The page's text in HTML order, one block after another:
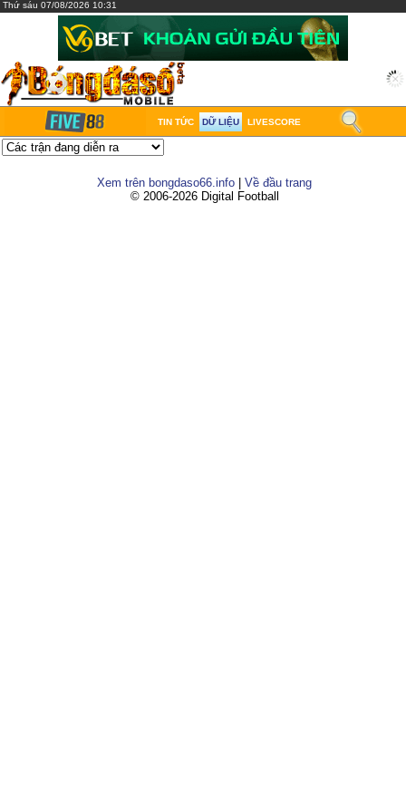
Thứ sáu 07/08/2026 10:31
TIN TỨC DỮ LIỆU LIVESCORE
Xem trên bongdaso66.info
Về đầu trang
© 2006-2026 Digital Football